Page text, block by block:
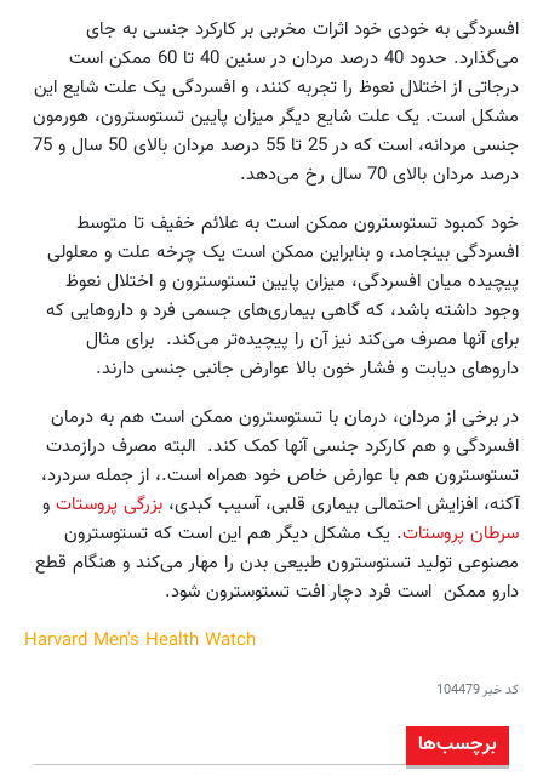
افسردگی به خودی خود اثرات مخربی بر کارکرد جنسی به جای
می‌گذارد. حدود 40 درصد مردان در سنین 40 تا 60 ممکن است
درجاتی از اختلال نعوظ را تجربه کنند، و افسردگی یک علت شایع این
مشکل است. یک علت شایع دیگر میزان پایین تستوسترون، هورمون
جنسی مردانه، است که در 25 تا 55 درصد مردان بالای 50 سال و 75
درصد مردان بالای 70 سال رخ می‌دهد.
خود کمبود تستوسترون ممکن است به علائم خفیف تا متوسط
افسردگی بینجامد، و بنابراین ممکن است یک چرخه علت و معلولی
پیچیده میان افسردگی، میزان پایین تستوسترون و اختلال نعوظ
وجود داشته باشد، که گاهی بیماری‌های جسمی فرد و داروهایی که
برای آنها مصرف می‌کند نیز آن را پیچیده‌‌تر می‌کند. برای مثال
داروهای دیابت و فشار خون بالا عوارض جانبی جنسی دارند.
در برخی از مردان، درمان با تستوسترون ممکن است هم به درمان
افسردگی و هم کارکرد جنسی آنها کمک کند. البته مصرف درازمدت
تستوسترون هم با عوارض خاص خود همراه است.، از جمله سردرد،
آکنه، افزایش احتمالی بیماری قلبی، آسیب کبدی، بزرگی پروستات و
سرطان پروستات. یک مشکل دیگر هم این است که تستوسترون
مصنوعی تولید تستوسترون طبیعی بدن را مهار می‌کند و هنگام قطع
دارو ممکن است فرد دچار افت تستوسترون شود.
Harvard Men's Health Watch
کد خبر104479
برچسب‌ها